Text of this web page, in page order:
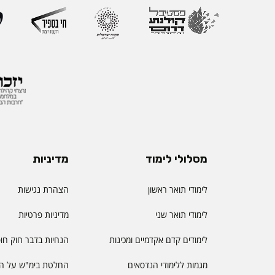
מסלולי לימוד
לימודי תואר ראשון
לימודי תואר שני
לימודים קדם אקדמיים ומכינות
מגמות ללימודי הנדסאים
מדיניות
הצהרת נגישות
מדיניות פרטיות
הנחיות בדבר חוק
החלטת בימ"ש על